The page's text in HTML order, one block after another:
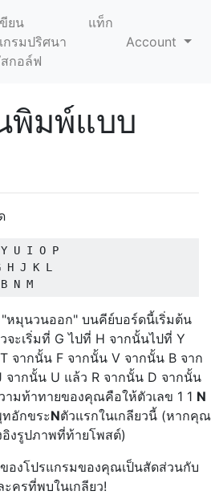
ยน
กรมปริศนา
กอล์ฟ
แท็ก
Account
พิมพ์แบบ
Y U I O P
H J K L
"หมุนวนออก" บนคีย์บอร์ดนี้เริ่มต้น
จะเริ่มที่ G ไปที่ H จากนั้นไปที่ Y
จากนั้น F จากนั้น V จากนั้น B จาก
จากนั้น U แล้ว R จากนั้น D จากนั้น
ามท้าทายของคุณคือให้ตัวเลข 1 1 N
อักขระNตัวแรกในเกลียวนี้ (หากคุณ
งรูปภาพที่ท้ายโพสต์)
องโปรแกรมของคุณเป็นสัดส่วนกับ
ครที่พบในเกลียว!